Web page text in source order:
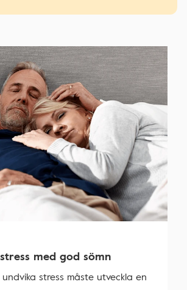
med god sömn
undvika stress måste utveckla en